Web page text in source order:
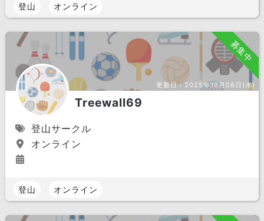
登山 オンライン
募集中
更新日： 2025年10月08日(水)
Treewall69
登山サークル
オンライン
登山 オンライン